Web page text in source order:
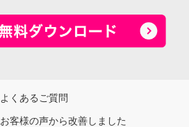
よくあるご質問
お客様の声から改善しました